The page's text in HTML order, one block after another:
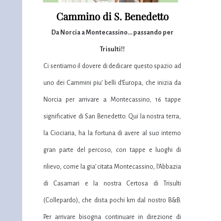
Cammino di S. Benedetto
Da Norcia a Montecassino... passando per
Trisulti!!
Ci sentiamo il dovere di dedicare questo spazio ad
uno dei Cammini piu’ belli d’Europa, che inizia da
Norcia per arrivare a Montecassino, 16 tappe
significative di San Benedetto. Qui la nostra terra,
la Ciociaria, ha la fortuna di avere al suo interno
gran parte del percoso, con tappe e luoghi di
rilievo, come la gia’ citata Montecassino, l’Abbazia
di Casamari e la nostra Certosa di Trisulti
(Collepardo), che dista pochi km dal nostro B&B.
Per arrivare bisogna continuare in direzione di